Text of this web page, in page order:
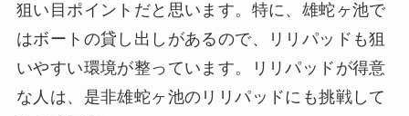
狙い目ポイントだと思います。特に、雄蛇ヶ池で
はボートの貸し出しがあるので、リリパッドも狙
いやすい環境が整っています。リリパッドが得意
な人は、是非雄蛇ヶ池のリリパッドにも挑戦して